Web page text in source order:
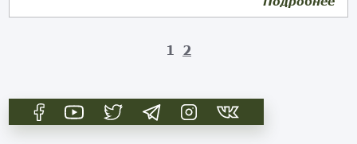
1 2